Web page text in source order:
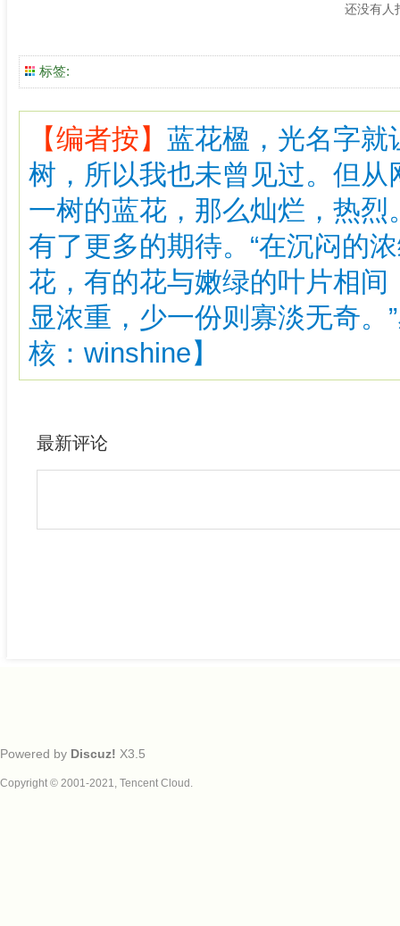
还没有人
标签:
【编者按】 蓝花楹，光名字就
树，所以我也未曾见过。但
一树的蓝花，那么灿烂，热
有了更多的期待。“在沉闷的
花，有的花与嫩绿的叶片相
显浓重，少一份则寡淡无奇
核：winshine】
最新评论
Powered by Discuz! X3.5
Copyright © 2001-2021, Tencent Cloud.